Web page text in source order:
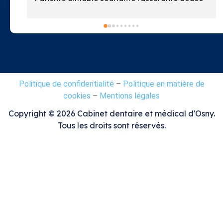
Politique de confidentialité – Politique en matière de
cookies – Mentions légales
Copyright © 2026Cabinet dentaire et médical d'Osny.
Tous les droits sont réservés.